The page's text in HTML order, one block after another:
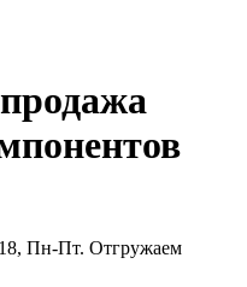
Пн-Пт. Отгружаем